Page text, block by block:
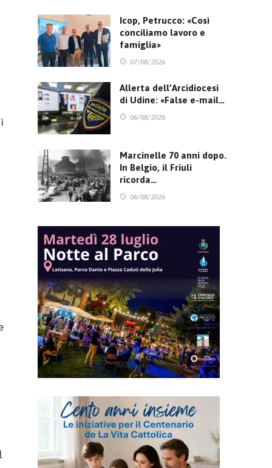
Icop, Petrucco: «Così
conciliamo lavoro e
famiglia»
07/08/2026
Allerta dell’Arcidiocesi
di Udine: «False e-mail…
06/08/2026
Marcinelle 70 anni dopo.
In Belgio, il Friuli
ricorda…
06/08/2026